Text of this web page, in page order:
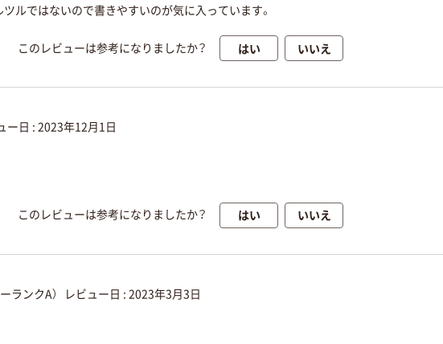
ルではないので書きやすいのが気に入っています。
このレビューは参考になりましたか？ はい いいえ
ー日 :2023年12月1日
このレビューは参考になりましたか？ はい いいえ
ランクA） レビュー日 : 2023年3月3日